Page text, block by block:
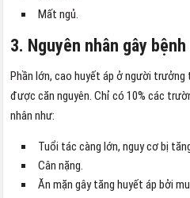
Mất ngủ.
3. Nguyên nhân gây
Phần lớn, cao huyết áp ở người
được căn nguyên. Chỉ có 10% các
nhân như:
Tuổi tác càng lớn, nguy cơ bị
Cân nặng.
Ăn mặn gây tăng huyết áp bởi